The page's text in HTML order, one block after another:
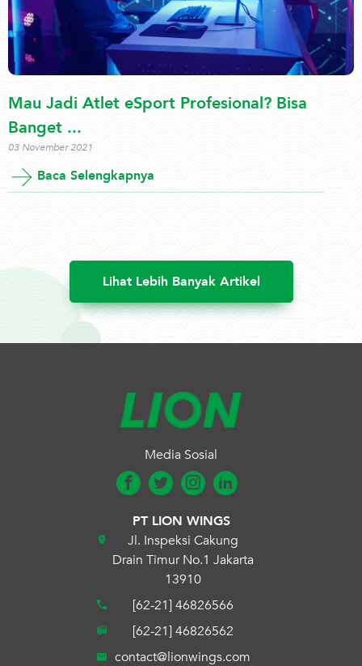
Mau Jadi Atlet eSport Profesional? Bisa
Banget ...
03 November 2021
Baca Selengkapnya
Lihat Lebih Banyak Artikel
Media Sosial
PT LION WINGS
Jl. Inspeksi Cakung
Drain Timur No.1 Jakarta
13910
[62-21] 46826566
[62-21] 46826562
contact@lionwings.com